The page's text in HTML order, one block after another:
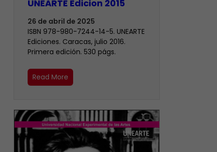
UNEARTE Edicion 2015
26 de abril de 2025
ISBN 978-980-7244-14-5. UNEARTE
Ediciones. Caracas, julio 2016.
Primera edición. 530 págs.
Read More